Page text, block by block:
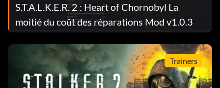
S.T.A.L.K.E.R. 2 : Heart of Chornobyl La
moitié du coût des réparations Mod v1.0.3
Trainers